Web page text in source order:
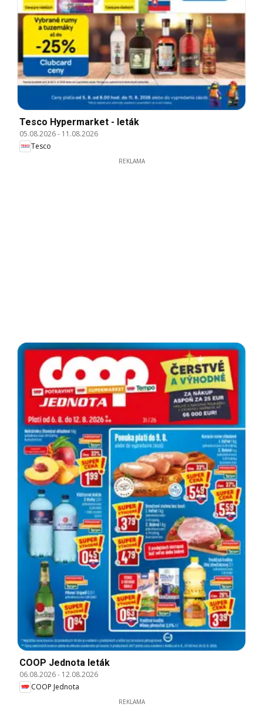
Tesco Hypermarket - leták
05.08.2026- 11.08.2026
Tesco
REKLAMA
COOP Jednota leták
06.08.2026- 12.08.2026
COOP Jednota
REKLAMA